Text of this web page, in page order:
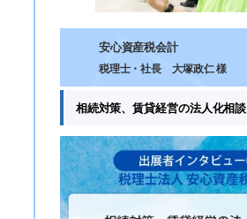
安心資産税会計
税理士・社長 大塚政仁 様
相続対策、賃貸経営の法人化相談